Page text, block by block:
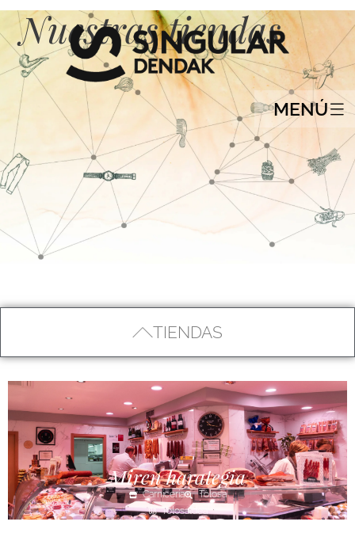
MENÚ
Nuestras tiendas
TIENDAS
Miren harategia
Carnicería
Tolosa
Tolosaldea